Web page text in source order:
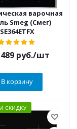
варочная
Smeg (Смег)
SE364ETFX
руб./шт
В корзину
СКИДКУ